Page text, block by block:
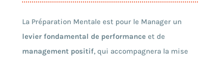
La Préparation Mentale est pour le Manager un
levier fondamental de performanceet de
management positif, qui accompagnera la mise